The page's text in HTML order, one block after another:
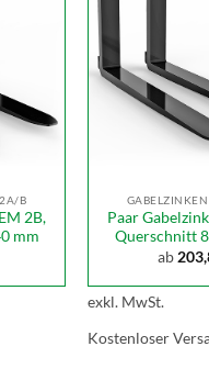
B
2B,
mm
Paar
Querschnitt
ab
exkl. MwSt.
Kostenloser